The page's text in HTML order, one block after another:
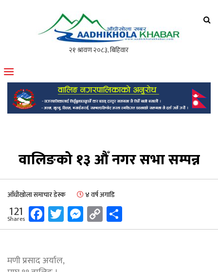
मोफसलकै लोकप्रिय अनलाइन पत्रिका
वालिङको १३ औँ नगर सभा सम्पन्न
आँधीखोला समाचार डेस्क ४ वर्ष अगाडि
121
Shares Facebook
Twitter
Messenger
Copy
Link
मणी प्रसाद अर्याल,